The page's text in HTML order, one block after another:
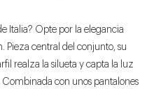
Italia? Opte por la elegancia
Pieza central del conjunto, su
realza la silueta y capta la luz
con unos pantalones